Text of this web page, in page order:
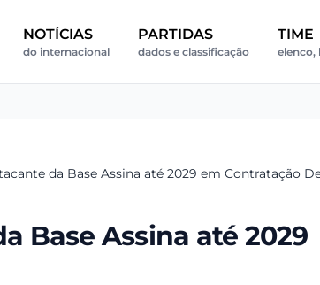
NOTÍCIAS
do internacional
PARTIDAS
dados e classificação
TIME
elenco,
da Base Assina até 2029 em Contratação
Base Assina até 2029